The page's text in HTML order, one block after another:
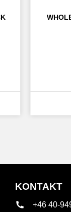
KONTAKT
+46 40-